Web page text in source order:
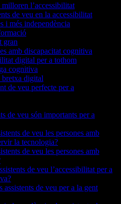
milloren l’accessibilitat
de veu en la accessibilitat
i més independència
gran
amb discapacitat cognitiva
digital per a tothom
cognitiva
digital
de veu perfecte per a
de veu són importants per a
de veu les persones amb
la tecnologia?
de veu les persones amb
de veu l’accessibilitat per a
assistents de veu per a la gent